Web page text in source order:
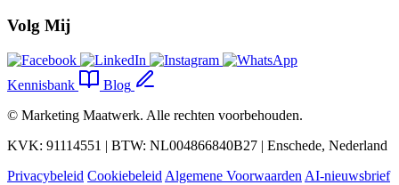
Volg Mij
Kennisbank
Blog
© Marketing Maatwerk. Alle rechten voorbehouden.
KVK: 91114551 | BTW: NL004866840B27 | Enschede, Nederland
Privacybeleid Cookiebeleid Algemene Voorwaarden AI-nieuwsbrief